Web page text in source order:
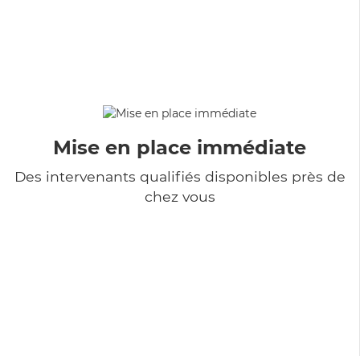
Mise en place immédiate
Des intervenants qualifiés disponibles près de
chez vous